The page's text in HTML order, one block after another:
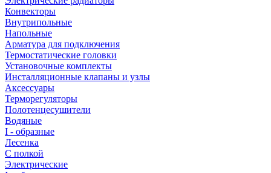
Конвекторы
Внутрипольные
Напольные
Арматура для подключения
Термостатические головки
Установочные комплекты
Инсталляционные клапаны и узлы
Аксессуары
Терморегуляторы
Полотенцесушители
Водяные
I - образные
Лесенка
С полкой
Электрические